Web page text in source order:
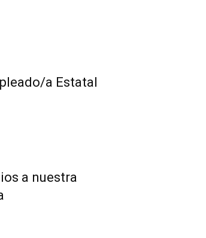
a Estatal
a nuestra